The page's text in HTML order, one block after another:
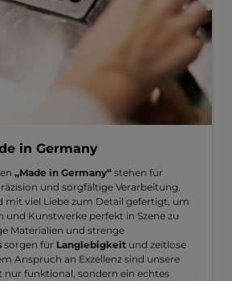
in Germany
„Made in Germany“ stehen für
und sorgfältige Verarbeitung.
mit viel Liebe zum Detail gefertigt, um
und Kunstwerke perfekt in Szene zu
Materialien und strenge
sorgen für Langlebigkeit und zeitlose
Anspruch an Exzellenz sind unsere
nur funktional, sondern ein echtes